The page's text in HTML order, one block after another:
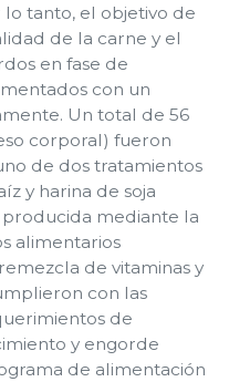
lo tanto, el objetivo de
de la carne y el
en fase de
con un
Un total de 56
corporal) fueron
de dos tratamientos
y harina de soja
mediante la
alimentarios
de vitaminas y
con las
de
y engorde
de alimentación